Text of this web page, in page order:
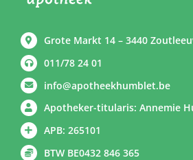
Grote Markt 14 – 3440
011/78 24 01
info@apotheekhumblet.be
Apotheker-titularis: Annemie
APB: 265101
BTW BE0432 846 365